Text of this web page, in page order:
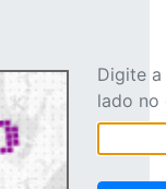
Digite
lado no